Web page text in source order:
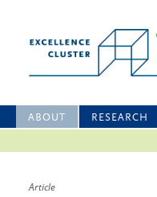
ABOUT RESEARCH
Article